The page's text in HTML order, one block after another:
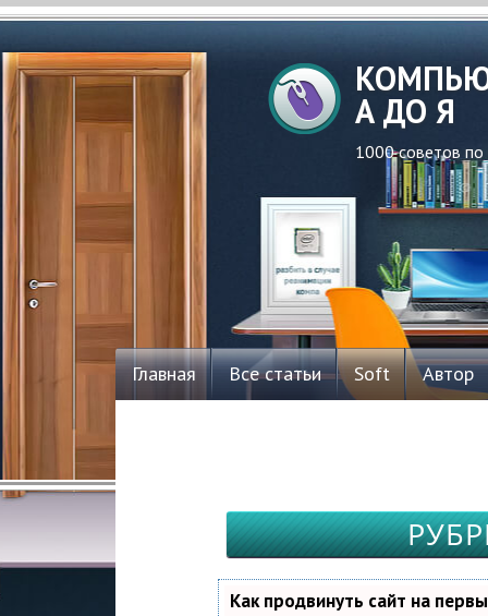
А ДО Я
1000 советов
Главная Все статьи Soft Автор
Как продвинуть сайт на